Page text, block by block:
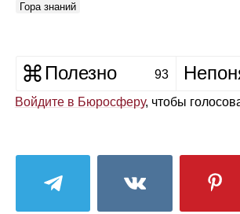
Гора знаний
Полезно 93
Войдите в Бюросферу, чтобы